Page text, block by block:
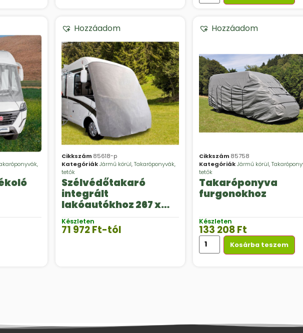
Hozzáadom
Cikkszám 85618-p
KategóriákJármű körül,Takaróponyvák,
tetők
Szélvédőtakaró
integrált
lakóautókhoz 267 x
240 vagy 247 x 220 cm
méretben
Készleten
71 972Ft-tól
Hozzáadom
Cikkszám 85758
Kategóriák Jármű körül,
tetők
Takaróponyva
furgonokhoz
Készleten
133 208Ft
Kosárba teszem